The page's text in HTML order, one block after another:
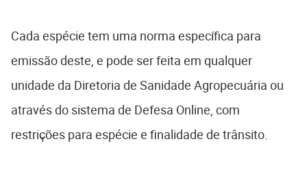
Cada espécie tem uma norma específica para
emissão deste, e pode ser feita em qualquer
unidade da Diretoria de Sanidade Agropecuária ou
através do sistema de Defesa Online, com
restrições para espécie e finalidade de trânsito.